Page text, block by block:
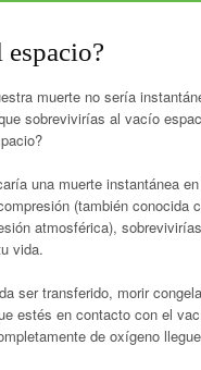
muerte no sería
sobrevivirías al vacío
una muerte instantánea
(también conocida
atmosférica),
vida.
ser transferido, morir
estés en contacto con el
de oxígeno